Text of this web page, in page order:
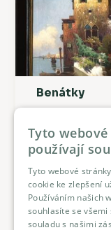
Benátky
Karl Kaufmann
1905) olej na plátně
cm, sign. vpr. dole
pseudonymem K.
Více informací
68 000 Kč
Tyto
používají
Tyto webové
cookie ke zlepšení
Používáním našich
souhlasíte se
souladu s našimi